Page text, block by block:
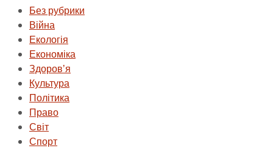
Без рубрики
Війна
Екологія
Економіка
Здоровʼя
Культура
Політика
Право
Світ
Спорт